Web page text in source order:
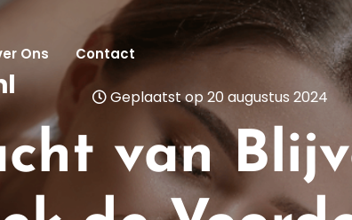
Ons Contact
Geplaatst op 20 augustus 2024
van